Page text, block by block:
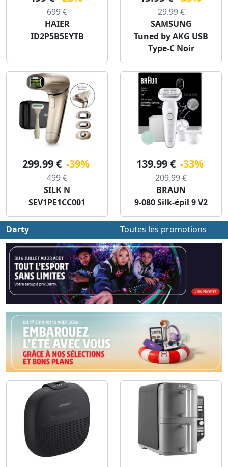
699 €
HAIER
ID2P5B5EYTB
29.99 €
SAMSUNG
Tuned by AKG USB
Type-C Noir
299.99 € -39%
499 €
SILK N
SEV1PE1CC001
139.99 € -33%
209.99 €
BRAUN
9-080 Silk-épil 9 V2
Darty Toutes les promotions